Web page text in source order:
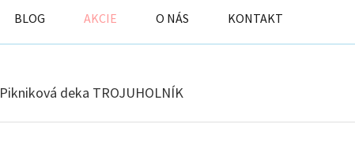
BLOG AKCIE O NÁS KONTAKT
Pikniková deka TROJUHOLNÍK